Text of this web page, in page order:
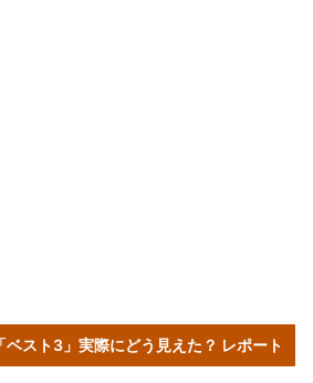
ベスト3」実際にどう見えた？ レポート